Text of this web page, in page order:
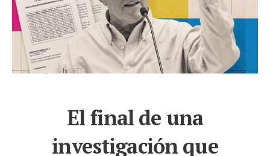
El final de una
investigación que